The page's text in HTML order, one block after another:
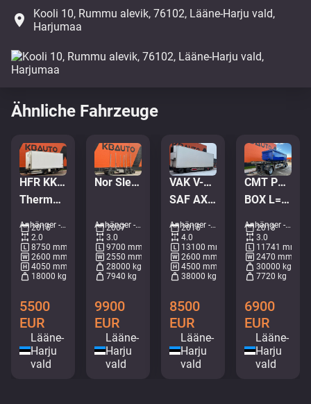
place
Kooli 10, Rummu alevik, 76102, Lääne-Harju vald,
Harjumaa
Ähnliche Fahrzeuge
HFR KK18
Thermo King CO2 / BOX L=7065 mm
Anhänger - Temperaturgeregelte Anhänger • M255-7879
2015
2.0
8750 mm
2600 mm
4050 mm
18000 kg
5500
EUR
Lääne-
Harju
vald
Nor Slep 2007
Anhänger - Holzanhänger • M304-9133
2007
3.0
9700 mm
2550 mm
28000 kg
7940 kg
9900
EUR
Lääne-
Harju
vald
VAK V-4-40
SAF AXLES
Anhänger - Temperaturgeregelte Anhänger • M226-1776
2015
4.0
13100 mm
2600 mm
4500 mm
38000 kg
8500
EUR
Lääne-
Harju
vald
CMT PT 12-20
BOX L=6105 mm
Anhänger - Kippanhänger • M201-4660
2013
3.0
11741 mm
2470 mm
30000 kg
7720 kg
6900
EUR
Lääne-
Harju
vald